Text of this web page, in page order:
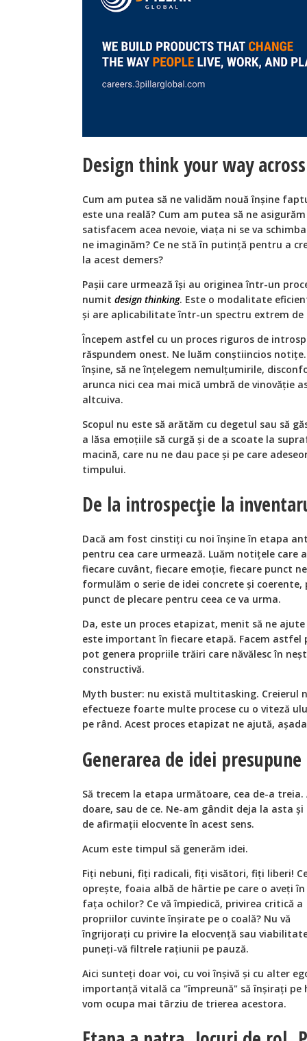
Design think your way across
Cum am putea să ne validăm nouă înșine
este una reală? Cum am putea să ne
satisfacem acea nevoie, viața ni se va
ne imaginăm? Ce ne stă în putință pentru a
la acest demers?
Pașii care urmează își au originea într-un
numit design thinking. Este o modalitate
și are aplicabilitate într-un spectru extrem de
Începem astfel cu un proces riguros de
răspundem onest. Ne luăm conștiincios
înșine, să ne înțelegem nemulțumirile,
arunca nici cea mai mică umbră de vinovăție
altcuiva.
Scopul nu este să arătăm cu degetul sau să
a lăsa emoțiile să curgă și de a scoate la
macină, care nu ne dau pace și pe care
timpului.
De la introspecție la
Dacă am fost cinstiți cu noi înșine în etapa
pentru cea care urmează. Luăm notițele
fiecare cuvânt, fiecare emoție, fiecare punct
formulăm o serie de idei concrete și
punct de plecare pentru ceea ce va urma.
Da, este un proces etapizat, menit să ne ajute
este important în fiecare etapă. Facem astfel
pot genera propriile trăiri care năvălesc în
constructivă.
Myth buster: nu există multitasking. Creierul
efectueze foarte multe procese cu o viteză
pe rând. Acest proces etapizat ne ajută,
Generarea de idei
Să trecem la etapa următoare, cea de-a
doare, sau de ce. Ne-am gândit deja la asta
de afirmații elocvente în acest sens.
Acum este timpul să generăm idei.
Fiți nebuni, fiți radicali, fiți visători, fiți liberi!
oprește, foaia albă de hârtie pe care o aveți în
fața ochilor? Ce vă împiedică, privirea critică a
propriilor cuvinte înșirate pe o coală? Nu vă
îngrijorați cu privire la elocvență sau
puneți-vă filtrele rațiunii pe pauză.
Aici sunteți doar voi, cu voi înșivă și cu alter
importanță vitală ca "împreună" să înșirați
vom ocupa mai târziu de trierea acestora.